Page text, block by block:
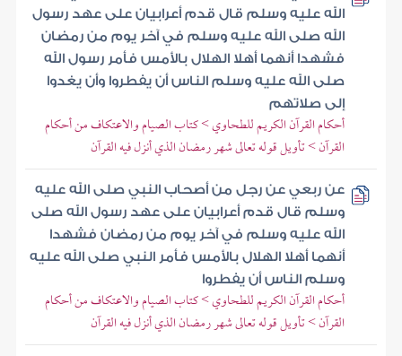
الله عليه وسلم قال قدم أعرابيان على عهد رسول
الله صلى الله عليه وسلم في آخر يوم من رمضان
فشهدا أنهما أهلا الهلال بالأمس فأمر رسول الله
صلى الله عليه وسلم الناس أن يفطروا وأن يغدوا
إلى صلاتهم
أحكام القرآن الكريم للطحاوي > كتاب الصيام والاعتكاف من أحكام
القرآن > تأويل قوله تعالى شهر رمضان الذي أنزل فيه القرآن
عن ربعي عن رجل من أصحاب النبي صلى الله عليه
وسلم قال قدم أعرابيان على عهد رسول الله صلى
الله عليه وسلم في آخر يوم من رمضان فشهدا
أنهما أهلا الهلال بالأمس فأمر النبي صلى الله عليه
وسلم الناس أن يفطروا
أحكام القرآن الكريم للطحاوي > كتاب الصيام والاعتكاف من أحكام
القرآن > تأويل قوله تعالى شهر رمضان الذي أنزل فيه القرآن